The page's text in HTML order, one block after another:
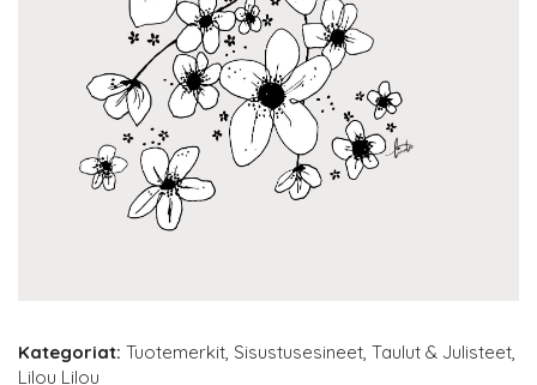
Kategoriat: Tuotemerkit Sisustusesineet Taulut & Julisteet
Lilou Lilou